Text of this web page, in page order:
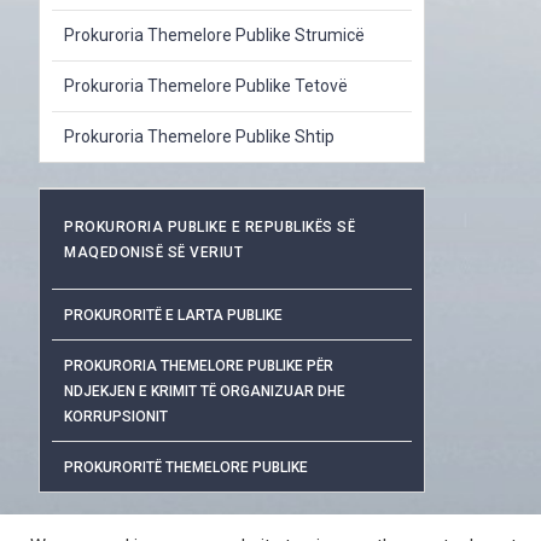
Prokuroria Themelore Publike Strumicë
Prokuroria Themelore Publike Tetovë
Prokuroria Themelore Publike Shtip
PROKURORIA PUBLIKE E REPUBLIKËS SË
MAQEDONISË SË VERIUT
PROKURORITË E LARTA PUBLIKE
PROKURORIA THEMELORE PUBLIKE PËR
NDJEKJEN E KRIMIT TË ORGANIZUAR DHE
KORRUPSIONIT
PROKURORITË THEMELORE PUBLIKE